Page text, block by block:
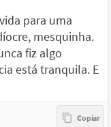
para uma
mesquinha.
fiz algo
está tranquila. E